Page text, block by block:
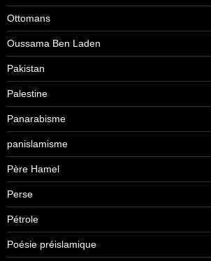
Ottomans
Oussama Ben Laden
Pakistan
Palestine
Panarabisme
panislamisme
Père Hamel
Perse
Pétrole
Poésie préislamique